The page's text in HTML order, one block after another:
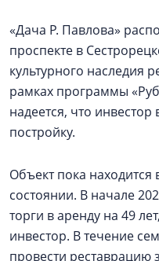
«Дача Р. Павлова»
проспекте в
культурного наследия
рамках программы
надеется, что
постройку.
Объект пока находится
состоянии. В начале
торги в аренду на 49
инвестор. В течение
провести реставрацию